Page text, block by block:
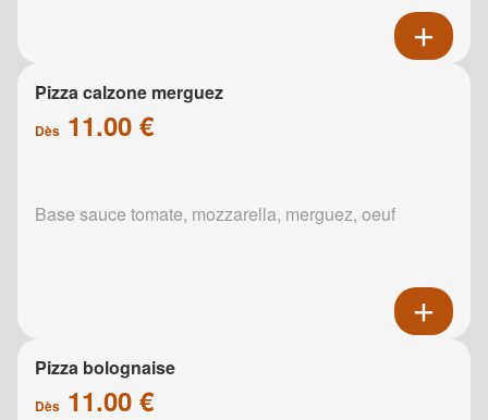
Pizza calzone merguez
Dès 11.00 €
Base sauce tomate, mozzarella, merguez, oeuf
Pizza bolognaise
Dès 11.00 €